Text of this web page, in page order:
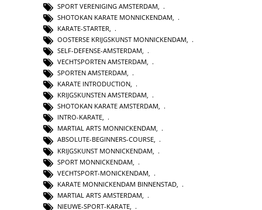
SPORT VERENIGING AMSTERDAM
SHOTOKAN KARATE MONNICKENDAM
KARATE-STARTER
OOSTERSE KRIJGSKUNST MONNICKENDAM
SELF-DEFENSE-AMSTERDAM
VECHTSPORTEN AMSTERDAM,
SPORTEN AMSTERDAM,
KARATE INTRODUCTION,
KRIJGSKUNSTEN AMSTERDAM,
SHOTOKAN KARATE AMSTERDAM,
INTRO-KARATE,
MARTIAL ARTS MONNICKENDAM,
ABSOLUTE-BEGINNERS-COURSE,
KRIJGSKUNST MONNICKENDAM
SPORT MONNICKENDAM
VECHTSPORT-MONICKENDAM
KARATE MONNICKENDAM BINNENSTAD
MARTIAL ARTS AMSTERDAM
NIEUWE-SPORT-KARATE